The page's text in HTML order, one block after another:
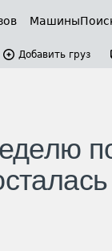
Машины
Добавить груз